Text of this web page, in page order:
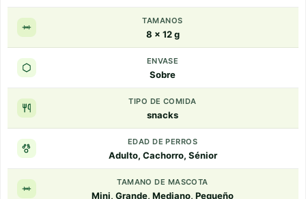
TAMANOS
8 x 12 g
ENVASE
Sobre
TIPO DE COMIDA
snacks
EDAD DE PERROS
Adulto, Cachorro, Sénior
TAMANO DE MASCOTA
Mini, Grande, Mediano, Pequeño